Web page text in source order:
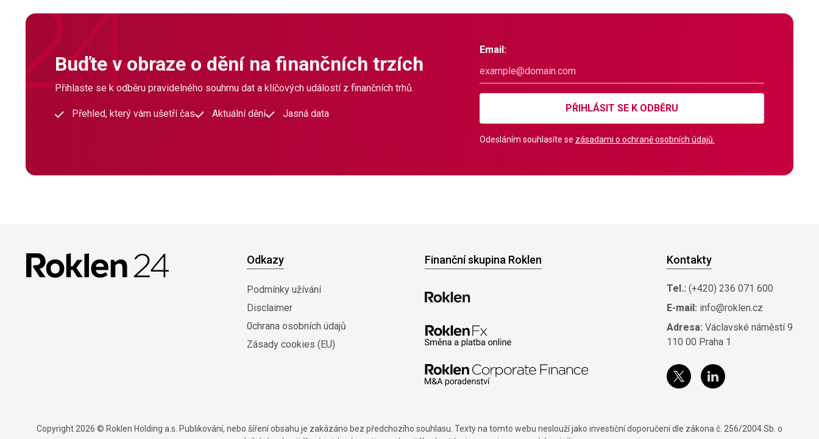
Buďte v obraze o dění na finančních trzích
Přihlaste se k odběru pravidelného souhrnu dat a klíčových událostí z finančních trhů.
Přehled, který vám ušetří čas Aktuální dění Jasná data
Email:
PŘIHLÁSIT SE K ODBĚRU
Odesláním souhlasíte se zásadami o ochraně osobních údajů.
Odkazy
Podmínky užívání
Disclaimer
0chrana osobních údajů
Zásady cookies (EU)
Finanční skupina Roklen Kontakty
Tel.: (+420) 236 071 600
E-mail: info@roklen.cz
Adresa: Václavské náměstí 9
110 00 Praha 1
Copyright 2026 © Roklen Holding a.s. Publikování, nebo šíření obsahu je zakázáno bez předchozího souhlasu. Texty na tomto webu neslouží jako investiční doporučení dle zákona č. 256/2004 Sb. o